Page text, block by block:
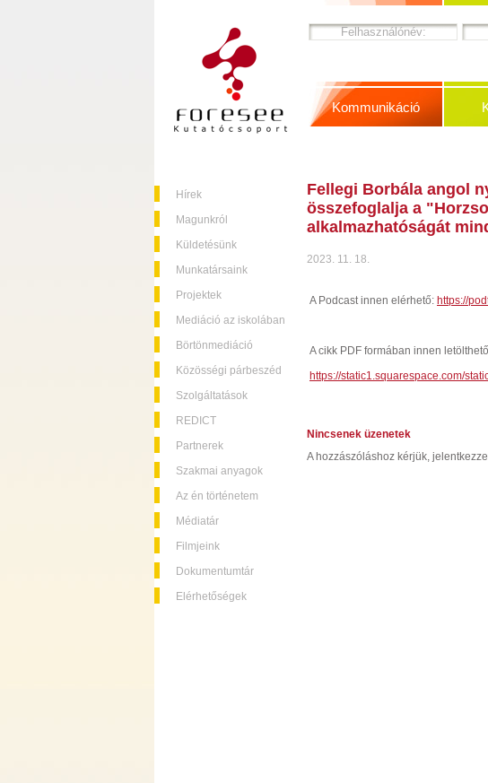
Hírek
Magunkról
Küldetésünk
Munkatársaink
Projektek
Mediáció az iskolában
Börtönmediáció
Közösségi párbeszéd
Szolgáltatások
REDICT
Partnerek
Szakmai anyagok
Az én történetem
Médiatár
Filmjeink
Dokumentumtár
Elérhetőségek
Kommunikáció
Fellegi Borbála angol
összefoglalja a
alkalmazhatóságát
2023. 11. 18.
A Podcast innen elérhető: https://
A cikk PDF formában innen
https://static1.squarespace.com/
Nincsenek üzenetek
A hozzászóláshoz kérjük,